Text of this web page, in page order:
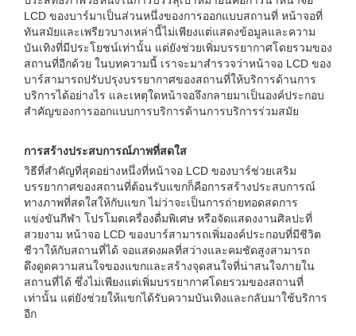
LCD ของบาร์มาเป็นส่วนหนึ่งของการออกแบบสถานที่ หน้าจอที่
ทันสมัยและเพรียวบางเหล่านี้ไม่เพียงแต่แสดงข้อมูลและความ
บันเทิงที่มีประโยชน์เท่านั้น แต่ยังช่วยเพิ่มบรรยากาศโดยรวมของ
สถานที่อีกด้วย ในบทความนี้ เราจะมาสำรวจว่าหน้าจอ LCD ของ
บาร์สามารถปรับปรุงบรรยากาศของสถานที่ให้บริการด้านการ
บริการได้อย่างไร และเหตุใดหน้าจอจึงกลายมาเป็นองค์ประกอบ
สำคัญของการออกแบบการบริการด้านการบริการร่วมสมัย
การสร้างประสบการณ์ภาพที่สดใส
วิธีที่สำคัญที่สุดอย่างหนึ่งที่หน้าจอ LCD ของบาร์ช่วยเสริม
บรรยากาศของสถานที่ต้อนรับแขกก็คือการสร้างประสบการณ์
ทางภาพที่สดใสให้กับแขก ไม่ว่าจะเป็นการถ่ายทอดสดการ
แข่งขันกีฬา โปรโมตเครื่องดื่มพิเศษ หรือจัดแสดงงานศิลปะที่
สวยงาม หน้าจอ LCD ของบาร์สามารถเพิ่มองค์ประกอบที่มีชีวิต
ชีวาให้กับสถานที่ได้ จอแสดงผลที่สว่างและคมชัดสูงสามารถ
ดึงดูดความสนใจของแขกและสร้างจุดสนใจที่น่าสนใจภายใน
สถานที่ได้ ซึ่งไม่เพียงแต่เพิ่มบรรยากาศโดยรวมของสถานที่
เท่านั้น แต่ยังช่วยให้แขกได้รับความบันเทิงและกลับมาใช้บริการ
อีก